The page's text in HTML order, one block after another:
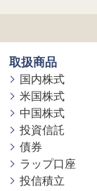
取扱商品
国内株式
米国株式
中国株式
投資信託
債券
ラップ口座
投信積立